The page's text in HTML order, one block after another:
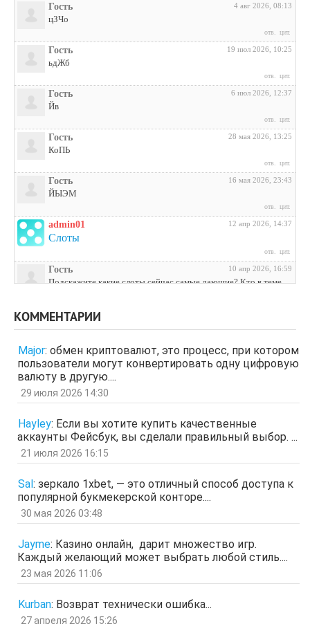
Гость 4 авг 2026, 08:13
цЗЧо
отв. цит.
Гость 19 июл 2026, 10:25
ьдЖб
отв. цит.
Гость 6 июл 2026, 12:37
Йв
отв. цит.
Гость 28 мая 2026, 13:25
КоПЬ
отв. цит.
Гость 16 мая 2026, 23:43
ЙЫЭМ
отв. цит.
admin01 12 апр 2026, 14:37
Слоты
отв. цит.
Гость 10 апр 2026, 16:59
Подскажите какие слоты сейчас самые дающие? Кто в теме
Гость
отв. цит.
Гость 26 мар 2026, 01:35
мЛЙК
ащрд
отв. цит.
Гость
ыЩЧЭ
отв. цит.
Гость
ЗОл
отв. цит.
Гость 5 мар 2026, 12:20
оЭЬЧ
SPPS 2 мар 2026, 16:19
ау, есть кто живой здесь?)
КОММЕНТАРИИ
Major: обмен криптовалют, это процесс, при котором
пользователи могут конвертировать одну цифровую
валюту в другую....
29 июля 2026 14:30
Hayley: Если вы хотите купить качественные
аккаунты Фейсбук, вы сделали правильный выбор. ...
21 июля 2026 16:15
Sal: зеркало 1xbet, — это отличный способ доступа к
популярной букмекерской конторе....
30 мая 2026 03:48
Jayme: Казино онлайн, дарит множество игр.
Каждый желающий может выбрать любой стиль....
23 мая 2026 11:06
Kurban: Возврат технически ошибка...
27 апреля 2026 15:26